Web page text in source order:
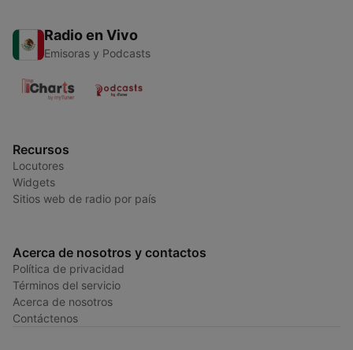
Radio en Vivo
Emisoras y Podcasts
Recursos
Locutores
Widgets
Sitios web de radio por país
Acerca de nosotros y contactos
Política de privacidad
Términos del servicio
Acerca de nosotros
Contáctenos